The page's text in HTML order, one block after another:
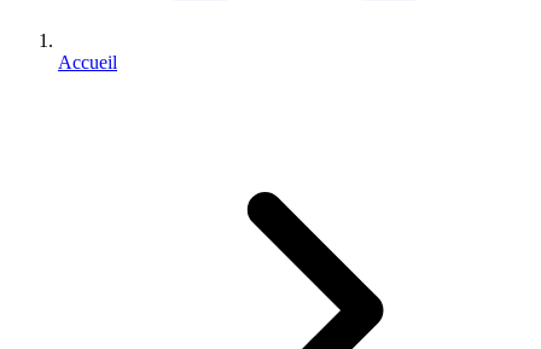
Accueil